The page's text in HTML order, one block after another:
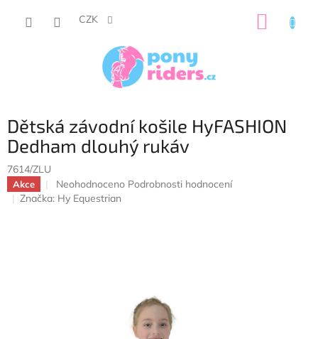
CZK
Dětská závodní košile HyFASHION
Dedham dlouhý rukáv
7614/ZLU
Akce
Průměrné
hodnocení
Neohodnoceno Podrobnosti hodnocení
Značka: Hy Equestrian